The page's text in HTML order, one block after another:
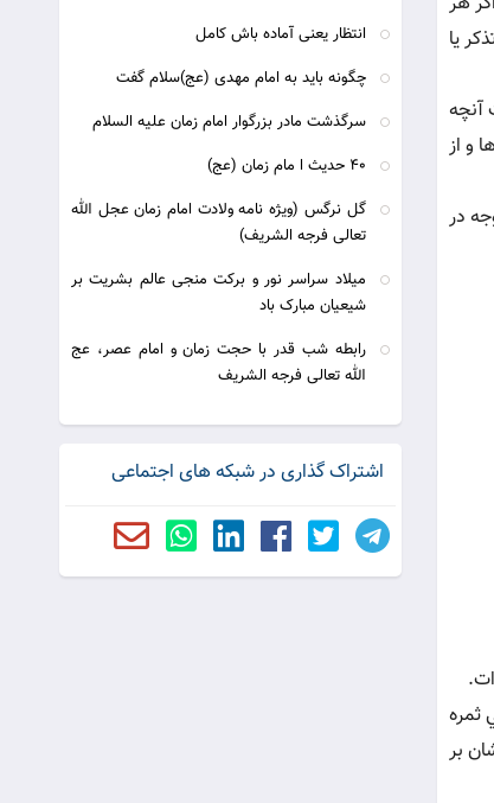
يا
آنچه
و از
در
ثمره
بر
انتظار یعنى آماده باش كامل
چگونه باید به امام مهدی (عج)سلام گفت
سرگذشت مادر بزرگوار امام زمان علیه السلام
40 حدیث ا مام زمان (عج)
گل نرگس (ویژه نامه ولادت امام زمان عجل الله
تعالی فرجه الشریف)
میلاد سراسر نور و برکت منجی عالم بشریت بر
شیعیان مبارک باد
رابطه شب قدر با حجت زمان و امام عصر، عج
الله تعالی فرجه الشریف
اشتراک گذاری در شبکه های اجتماعی